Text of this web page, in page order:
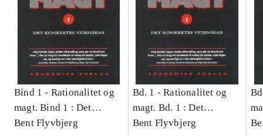
Bind 1 - Rationalitet og
magt. Bind 1 : Det
konkretes videnskab
Bent Flyvbjerg
Bd. 1 -Rationalitet og
magt. Bd. 1 : Det
konkretes videnskab
Bent Flyvbjerg